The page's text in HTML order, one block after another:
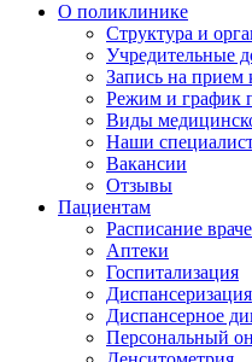
О поликлинике
Структура и
Учредительные
Запись на прием
Режим и график
Виды
Наши
Вакансии
Отзывы
Пациентам
Расписание
Аптеки
Госпитализация
Диспансеризация
Диспансерное
Персональный